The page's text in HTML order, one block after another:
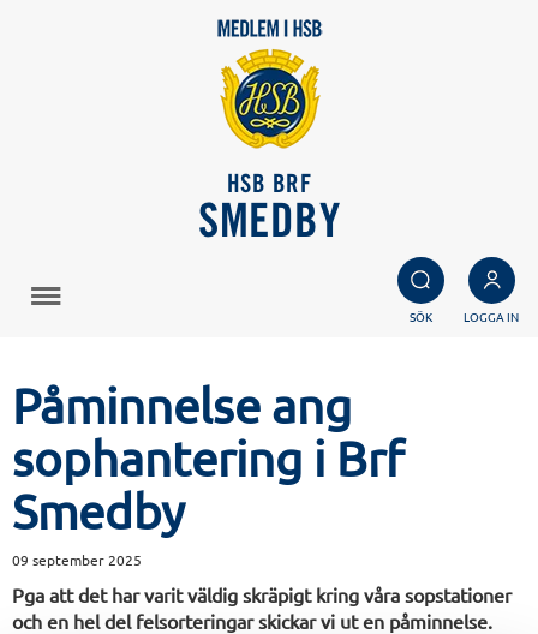
HSB BRF
SMEDBY
SÖK LOGGA IN
Påminnelse ang
sophantering i Brf
Smedby
09 september 2025
Pga att det har varit väldig skräpigt kring våra sopstationer
och en hel del felsorteringar skickar vi ut en påminnelse.